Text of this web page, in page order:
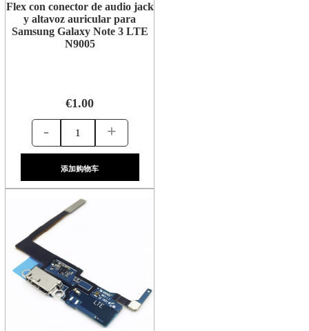
Flex con conector de audio jack
y altavoz auricular para
Samsung Galaxy Note 3 LTE
N9005
€1.00
- +
添加购物车